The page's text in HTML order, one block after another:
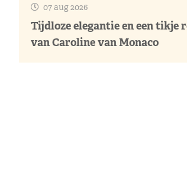
07 aug 2026
Tijdloze elegantie en een tikje
van Caroline van Monaco